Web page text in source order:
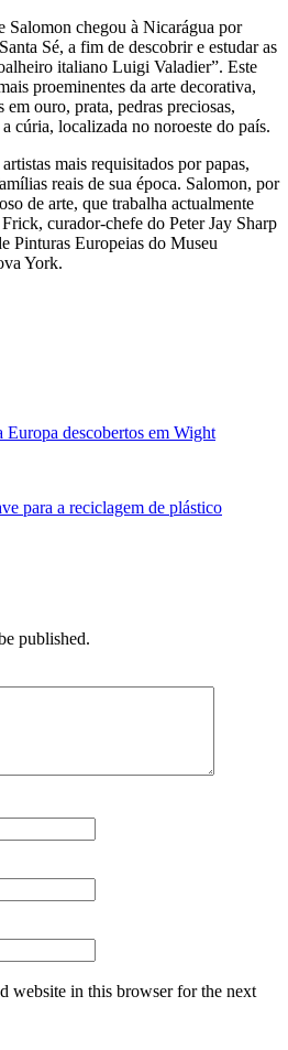
Salomon chegou à Nicarágua por
Sé, a fim de descobrir e estudar as
italiano Luigi Valadier”. Este
proeminentes da arte decorativa,
em ouro, prata, pedras preciosas,
cúria, localizada no noroeste do país.
mais requisitados por papas,
reais de sua época. Salomon, por
de arte, que trabalha actualmente
curador-chefe do Peter Jay Sharp
Pinturas Europeias do Museu
York.
Europa descobertos em Wight
para a reciclagem de plástico
published.
website in this browser for the next